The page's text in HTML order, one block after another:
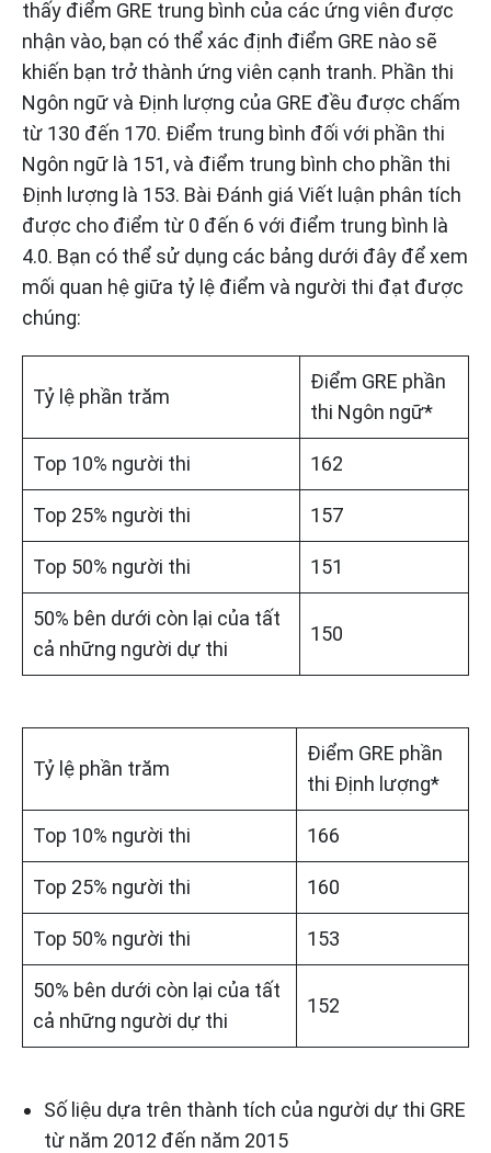
thấy điểm GRE trung bình của các ứng viên được
nhận vào, bạn có thể xác định điểm GRE nào sẽ
khiến bạn trở thành ứng viên cạnh tranh. Phần thi
Ngôn ngữ và Định lượng của GRE đều được chấm
từ 130 đến 170. Điểm trung bình đối với phần thi
Ngôn ngữ là 151, và điểm trung bình cho phần thi
Định lượng là 153. Bài Đánh giá Viết luận phân tích
được cho điểm từ 0 đến 6 với điểm trung bình là
4.0. Bạn có thể sử dụng các bảng dưới đây để xem
mối quan hệ giữa tỷ lệ điểm và người thi đạt được
chúng:
Tỷ lệ phần trăm
Điểm GRE phần
thi Ngôn ngữ*
Top 10% người thi 162
Top 25% người thi 157
Top 50% người thi 151
50% bên dưới còn lại của tất
cả những người dự thi
150
Tỷ lệ phần trăm
Điểm GRE phần
thi Định lượng*
Top 10% người thi 166
Top 25% người thi 160
Top 50% người thi 153
50% bên dưới còn lại của tất
cả những người dự thi
152
Số liệu dựa trên thành tích của người dự thi GRE
từ năm 2012 đến năm 2015